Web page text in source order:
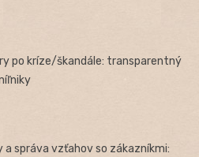
po kríze/škandále: transparentný
a správa vzťahov so zákazníkmi: